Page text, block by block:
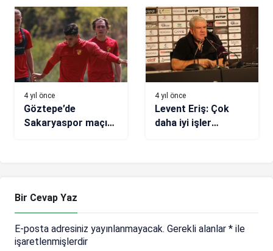
kazanıyorsunuz
4 yıl önce
Göztepe’de
Sakaryaspor maçı
4 yıl önce
Levent Eriş: Çok
daha iyi işler
Bir Cevap Yaz
E-posta adresiniz yayınlanmayacak. Gerekli alanlar * ile
işaretlenmişlerdir